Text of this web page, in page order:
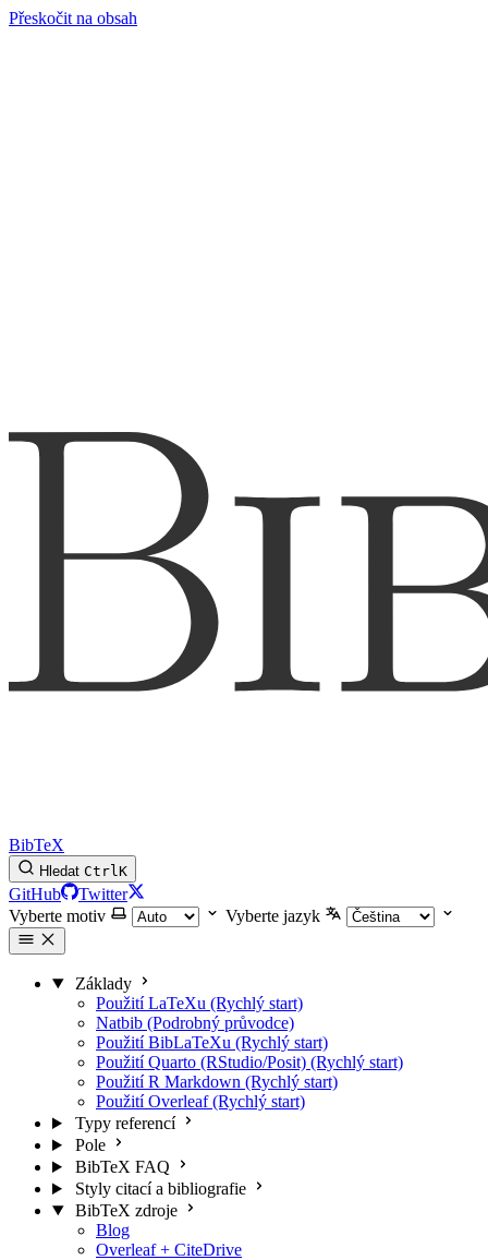
Přeskočit na obsah
BibTeX
Hledat CtrlK
GitHub
Twitter
Vyberte motiv
Vyberte jazyk
Základy
Použití LaTeXu (Rychlý start)
Natbib (Podrobný průvodce)
Použití BibLaTeXu (Rychlý start)
Použití Quarto (RStudio/Posit) (Rychlý start)
Použití R Markdown (Rychlý start)
Použití Overleaf (Rychlý start)
Typy referencí
Pole
BibTeX FAQ
Styly citací a bibliografie
BibTeX zdroje
Blog
Overleaf + CiteDrive